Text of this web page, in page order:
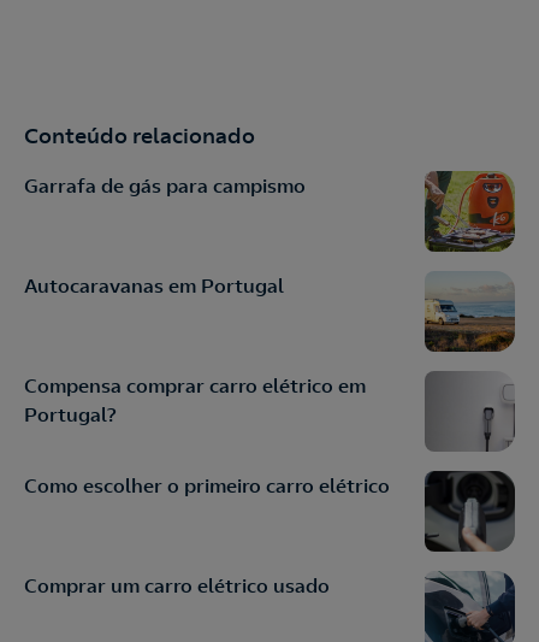
Conteúdo relacionado
Garrafa de gás para campismo
Autocaravanas em Portugal
Compensa comprar carro elétrico em
Portugal?
Como escolher o primeiro carro elétrico
Comprar um carro elétrico usado